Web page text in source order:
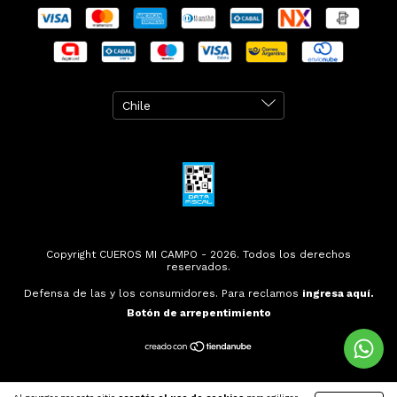
Copyright CUEROS MI CAMPO - 2026. Todos los derechos
reservados.
Defensa de las y los consumidores. Para reclamos ingresa aquí.
Botón de arrepentimiento